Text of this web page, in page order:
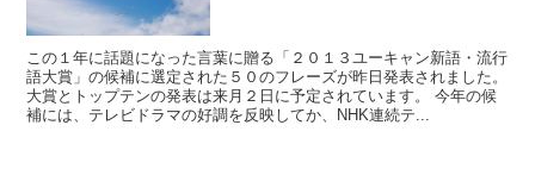
この１年に話題になった言葉に贈る「２０１３ユーキャン新語・流行
語大賞」の候補に選定された５０のフレーズが昨日発表されました。
大賞とトップテンの発表は来月２日に予定されています。 今年の候
補には、テレビドラマの好調を反映してか、NHK連続テ...